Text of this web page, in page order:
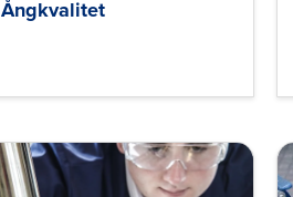
Ångkvalitet